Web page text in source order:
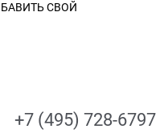
СВОЙ
+7 (495) 728-6797